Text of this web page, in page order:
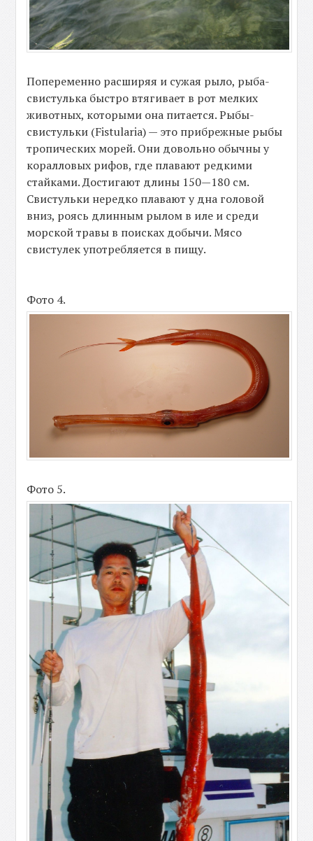
Попеременно расширяя и сужая рыло, рыба-
свистулька быстро втягивает в рот мелких
животных, которыми она питается. Рыбы-
свистульки (Fistularia) — это прибрежные рыбы
тропических морей. Они довольно обычны у
коралловых рифов, где плавают редкими
стайками. Достигают длины 150—180 см.
Свистульки нередко плавают у дна головой
вниз, роясь длинным рылом в иле и среди
морской травы в поисках добычи. Мясо
свистулек употребляется в пищу.
Фото 4.
Фото 5.